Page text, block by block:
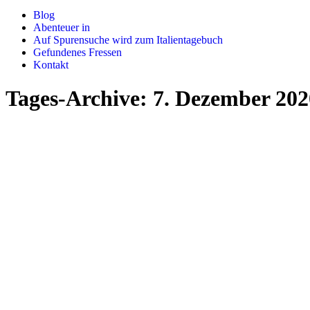
Blog
Abenteuer in
Auf Spurensuche wird zum Italientagebuch
Gefundenes Fressen
Kontakt
Tages-Archive: 7. Dezember